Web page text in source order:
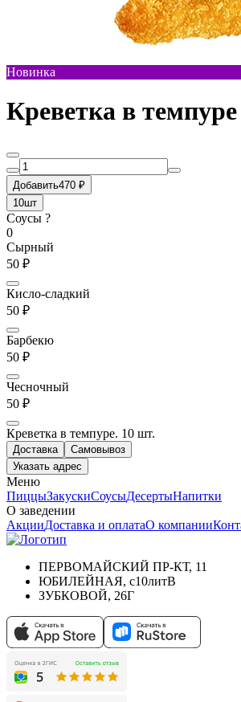
Новинка
Креветка в темпуре
Добавить470 ₽
10шт
Соусы ?
0
Сырный
50 ₽
Кисло-сладкий
50 ₽
Барбекю
50 ₽
Чесночный
50 ₽
Креветка в темпуре. 10 шт.
Доставка
Самовывоз
Указать адрес
Меню
ПиццыЗакускиСоусыДесертыНапитки
О заведении
АкцииДоставка и оплатаО компании
ПЕРВОМАЙСКИЙ ПР-КТ, 11
ЮБИЛЕЙНАЯ, с10литВ
ЗУБКОВОЙ, 26Г